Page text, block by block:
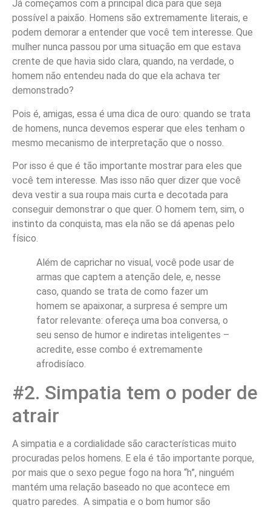
Já começamos com a principal dica para que seja
possível a paixão. Homens são extremamente literais, e
podem demorar a entender que você tem interesse. Que
mulher nunca passou por uma situação em que estava
crente de que havia sido clara, quando, na verdade, o
homem não entendeu nada do que ela achava ter
demonstrado?
Pois é, amigas, essa é uma dica de ouro: quando se trata
de homens, nunca devemos esperar que eles tenham o
mesmo mecanismo de interpretação que o nosso.
Por isso é que é tão importante mostrar para eles que
você tem interesse. Mas isso não quer dizer que você
deva vestir a sua roupa mais curta e decotada para
conseguir demonstrar o que quer. O homem tem, sim, o
instinto da conquista, mas ela não se dá apenas pelo
físico.
Além de caprichar no visual, você pode usar de
armas que captem a atenção dele, e, nesse
caso, quando se trata de como fazer um
homem se apaixonar, a surpresa é sempre um
fator relevante: ofereça uma boa conversa, o
seu senso de humor e indiretas inteligentes –
acredite, esse combo é extremamente
afrodisíaco.
#2. Simpatia tem o poder de
atrair
A simpatia e a cordialidade são características muito
procuradas pelos homens. E ela é tão importante porque,
por mais que o sexo pegue fogo na hora “h”, ninguém
mantém uma relação baseado no que acontece em
quatro paredes. A simpatia e o bom humor são